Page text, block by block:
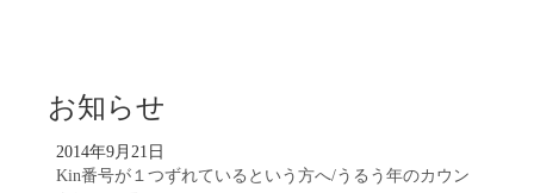
お知らせ
2014年9月21日
Kin番号が１つずれているという方へ/うるう年のカウン